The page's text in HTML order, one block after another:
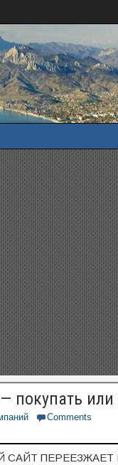
покупать или
Comments
ПЕРЕЕЗЖАЕТ